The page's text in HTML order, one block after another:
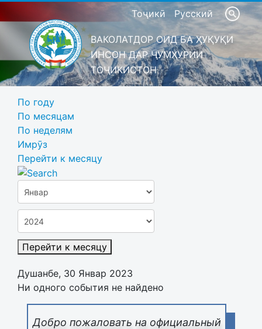
Тоҷикӣ Русский
ВАКОЛАТДОР ОИД БА ҲУҚУҚИ
ИНСОН ДАР ҶУМҲУРИИ
ТОҶИКИСТОН
Добро пожаловать на официальный
По году
По месяцам
По неделям
Имрӯз
Перейти к месяцу
Перейти к месяцу
Душанбе, 30 Январ 2023
Ни одного события не найдено